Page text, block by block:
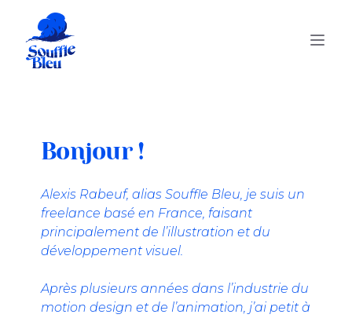
Bonjour !
Alexis Rabeuf, alias Souffle Bleu, je suis un
freelance basé en France, faisant
principalement de l’illustration et du
développement visuel.
Après plusieurs années dans l’industrie du
motion design et de l’animation, j’ai petit à